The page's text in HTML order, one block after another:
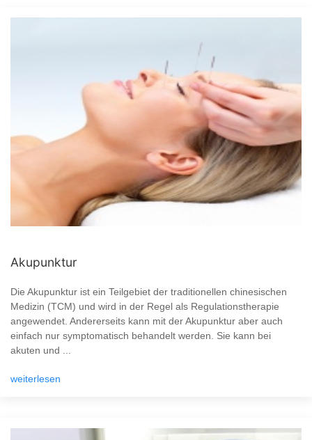
Akupunktur
Die Akupunktur ist ein Teilgebiet der traditionellen chinesischen
Medizin (TCM) und wird in der Regel als Regulationstherapie
angewendet. Andererseits kann mit der Akupunktur aber auch
einfach nur symptomatisch behandelt werden. Sie kann bei
akuten und ...
weiterlesen